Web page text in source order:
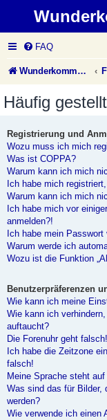
FAQ
Wunderkommunikation Website
Häufig
Registrierung und
Wozu muss ich mich
Was ist COPPA?
Warum kann ich mich
Ich habe mich
Warum kann ich mich
Ich habe mich vor
anmelden?!
Ich habe mein Passwort
Warum werde ich
Wozu ist die Funktion
Benutzerpräferenzen
Wie kann ich meine
Wie kann ich
auftaucht?
Die Forenuhr geht falsch!
Ich habe die Zeitzone
falsch!
Meine Sprache steht
Was sind das für Bilder,
werden?
Wie verwende ich einen